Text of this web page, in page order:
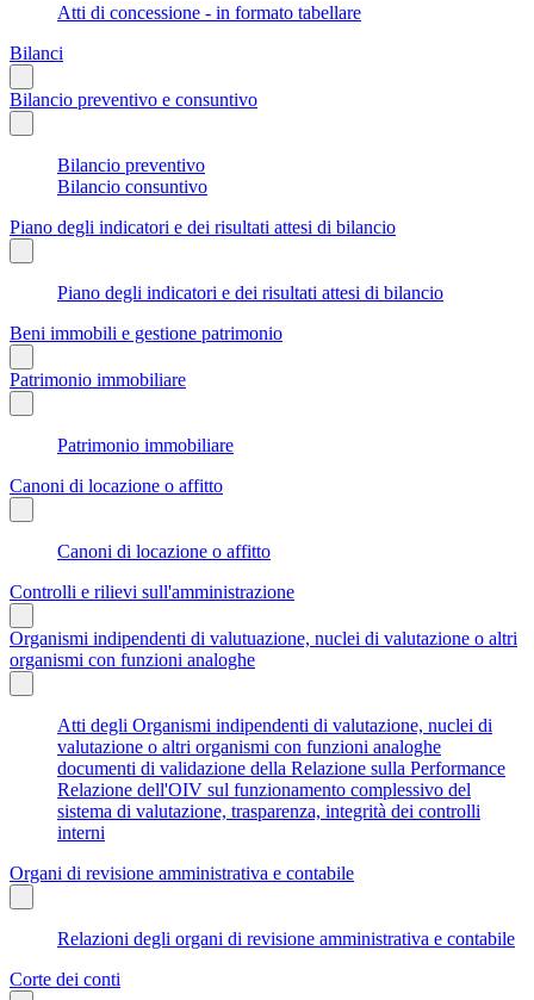
Atti di concessione - in formato tabellare
Bilanci
Bilancio preventivo e consuntivo
Bilancio preventivo
Bilancio consuntivo
Piano degli indicatori e dei risultati attesi di bilancio
Piano degli indicatori e dei risultati attesi di bilancio
Beni immobili e gestione patrimonio
Patrimonio immobiliare
Patrimonio immobiliare
Canoni di locazione o affitto
Canoni di locazione o affitto
Controlli e rilievi sull'amministrazione
Organismi indipendenti di valutuazione, nuclei di valutazione o altri
organismi con funzioni analoghe
Atti degli Organismi indipendenti di valutazione, nuclei di
valutazione o altri organismi con funzioni analoghe
documenti di validazione della Relazione sulla Performance
Relazione dell'OIV sul funzionamento complessivo del
sistema di valutazione, trasparenza, integrità dei controlli
interni
Organi di revisione amministrativa e contabile
Relazioni degli organi di revisione amministrativa e contabile
Corte dei conti